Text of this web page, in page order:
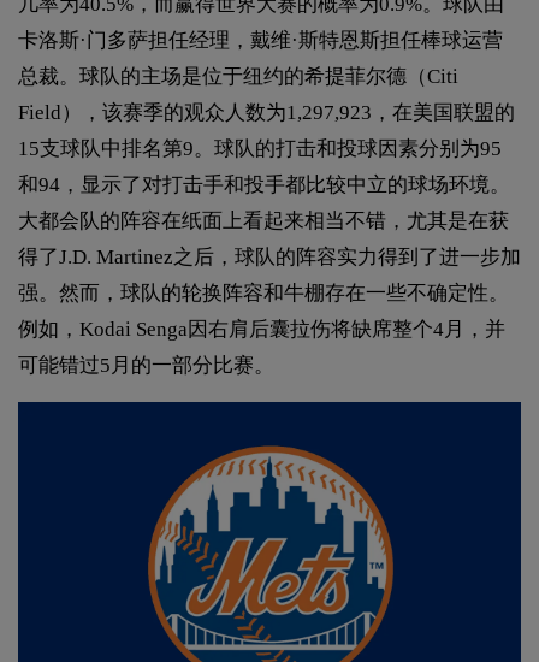
卡洛斯·门多萨担任经理，戴维·斯特恩斯担任棒球运营
总裁。球队的主场是位于纽约的希提菲尔德（Citi
Field），该赛季的观众人数为1,297,923，在美国联盟的
15支球队中排名第9。球队的打击和投球因素分别为95
和94，显示了对打击手和投手都比较中立的球场环境。
大都会队的阵容在纸面上看起来相当不错，尤其是在获
得了J.D. Martinez之后，球队的阵容实力得到了进一步加
强。然而，球队的轮换阵容和牛棚存在一些不确定性。
例如，Kodai Senga因右肩后囊拉伤将缺席整个4月，并
可能错过5月的一部分比赛。